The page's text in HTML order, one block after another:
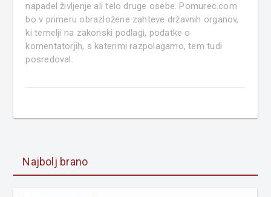
napadel življenje ali telo druge osebe. Pomurec.com
bo v primeru obrazložene zahteve državnih organov,
ki temelji na zakonski podlagi, podatke o
komentatorjih, s katerimi razpolagamo, tem tudi
posredoval.
Najbolj brano